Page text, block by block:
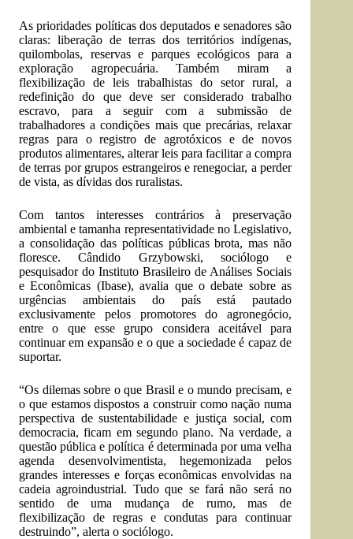
As prioridades políticas dos deputados e senadores são
claras: liberação de terras dos territórios indígenas,
quilombolas, reservas e parques ecológicos para a
exploração agropecuária. Também miram a
flexibilização de leis trabalhistas do setor rural, a
redefinição do que deve ser considerado trabalho
escravo, para a seguir com a submissão de
trabalhadores a condições mais que precárias, relaxar
regras para o registro de agrotóxicos e de novos
produtos alimentares, alterar leis para facilitar a compra
de terras por grupos estrangeiros e renegociar, a perder
de vista, as dívidas dos ruralistas.
Com tantos interesses contrários à preservação
ambiental e tamanha representatividade no Legislativo,
a consolidação das políticas públicas brota, mas não
floresce. Cândido Grzybowski, sociólogo e
pesquisador do Instituto Brasileiro de Análises Sociais
e Econômicas (Ibase), avalia que o debate sobre as
urgências ambientais do país está pautado
exclusivamente pelos promotores do agronegócio,
entre o que esse grupo considera aceitável para
continuar em expansão e o que a sociedade é capaz de
suportar.
“Os dilemas sobre o que Brasil e o mundo precisam, e
o que estamos dispostos a construir como nação numa
perspectiva de sustentabilidade e justiça social, com
democracia, ficam em segundo plano. Na verdade, a
questão pública e política é determinada por uma velha
agenda desenvolvimentista, hegemonizada pelos
grandes interesses e forças econômicas envolvidas na
cadeia agroindustrial. Tudo que se fará não será no
sentido de uma mudança de rumo, mas de
flexibilização de regras e condutas para continuar
destruindo”, alerta o sociólogo.